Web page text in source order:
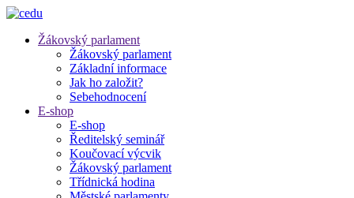
Žákovský parlament
Žákovský parlament
Základní informace
Jak ho založit?
Sebehodnocení
E-shop
E-shop
Ředitelský seminář
Koučovací výcvik
Žákovský parlament
Třídnická hodina